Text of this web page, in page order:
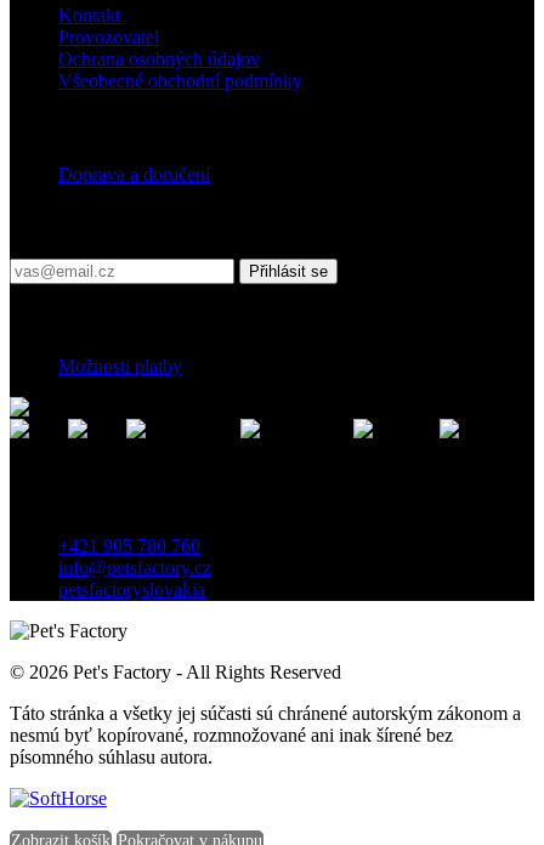
Kontakt
Provozovatel
Ochrana osobných údajov
Všeobecné obchodní podmínky
Doprava a doručení
Přihlásit se
Možnosti platby
+421 905 780 760
info@petsfactory.cz
petsfactoryslovakia
© 2026 Pet's Factory - All Rights Reserved
Táto stránka a všetky jej súčasti sú chránené autorským zákonom a
nesmú byť kopírované, rozmnožované ani inak šírené bez
písomného súhlasu autora.
Zobrazit košík Pokračovat v nákupu